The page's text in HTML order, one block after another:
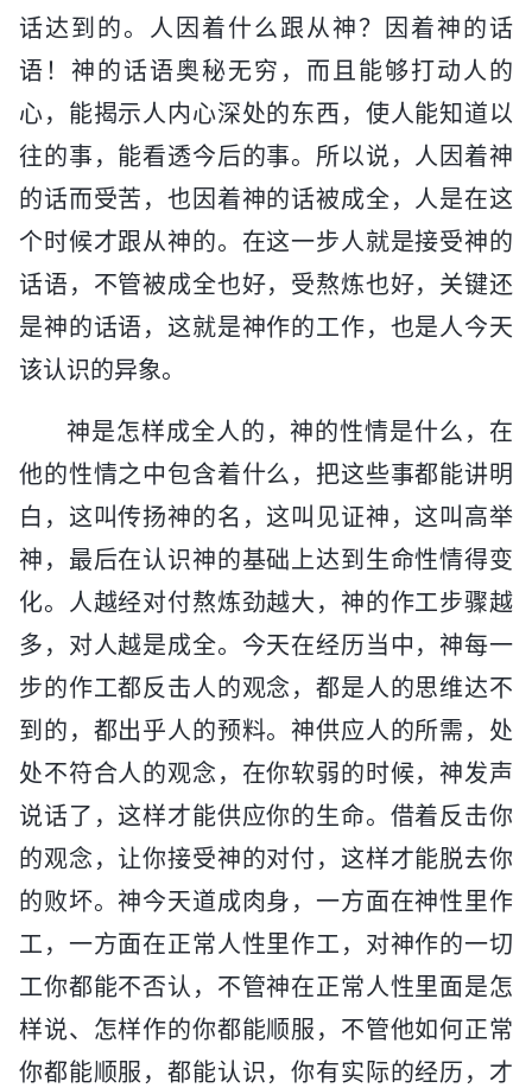
话达到的。人因着什么跟从神？因着神的话
语！神的话语奥秘无穷，而且能够打动人的
心，能揭示人内心深处的东西，使人能知道以
往的事，能看透今后的事。所以说，人因着神
的话而受苦，也因着神的话被成全，人是在这
个时候才跟从神的。在这一步人就是接受神的
话语，不管被成全也好，受熬炼也好，关键还
是神的话语，这就是神作的工作，也是人今天
该认识的异象。
神是怎样成全人的，神的性情是什么，在
他的性情之中包含着什么，把这些事都能讲明
白，这叫传扬神的名，这叫见证神，这叫高举
神，最后在认识神的基础上达到生命性情得变
化。人越经对付熬炼劲越大，神的作工步骤越
多，对人越是成全。今天在经历当中，神每一
步的作工都反击人的观念，都是人的思维达不
到的，都出乎人的预料。神供应人的所需，处
处不符合人的观念，在你软弱的时候，神发声
说话了，这样才能供应你的生命。借着反击你
的观念，让你接受神的对付，这样才能脱去你
的败坏。神今天道成肉身，一方面在神性里作
工，一方面在正常人性里作工，对神作的一切
工你都能不否认，不管神在正常人性里面是怎
样说、怎样作的你都能顺服，不管他如何正常
你都能顺服，都能认识，你有实际的经历，才